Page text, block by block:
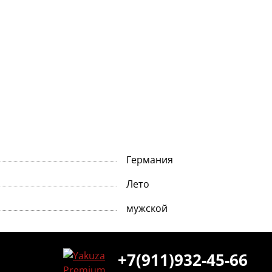
Германия
Лето
мужской
+7(911)932-45-66